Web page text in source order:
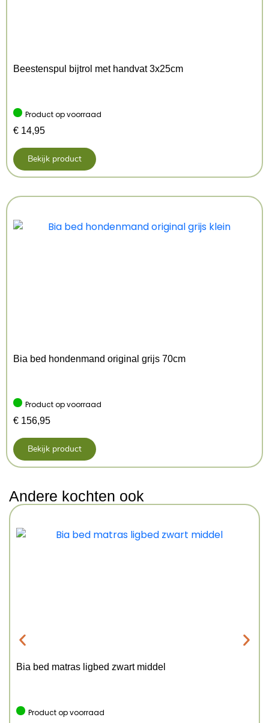
Beestenspul bijtrol met handvat 3x25cm
Product op voorraad
€ 14,95
Bekijk product
Bia bed hondenmand original grijs 70cm
Product op voorraad
€ 156,95
Bekijk product
Andere kochten ook
Bia bed matras ligbed zwart middel
Product op voorraad